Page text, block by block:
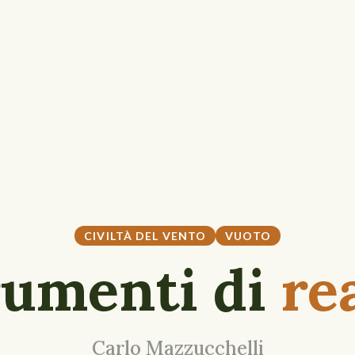
CIVILTÀ DEL VENTO VUOTO
di
Carlo Mazzucchelli